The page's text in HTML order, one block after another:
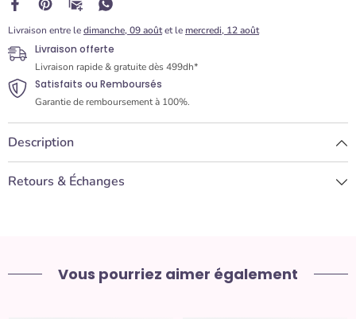
Livraison entre ledimanche, 09 aoûtet lemercredi, 12 août
Livraison offerte
Livraison rapide & gratuite dès 499dh*
Satisfaits ou Remboursés
Garantie de remboursement à 100%.
Description
Retours & Échanges
Vous pourriez aimer également